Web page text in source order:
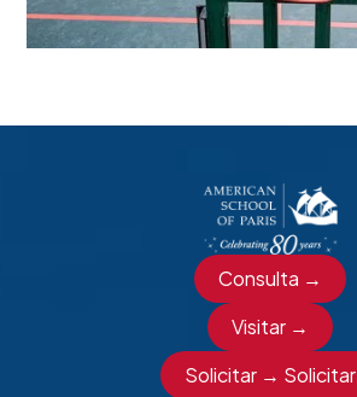
Consulta →
Visitar →
Solicitar → Solicitar